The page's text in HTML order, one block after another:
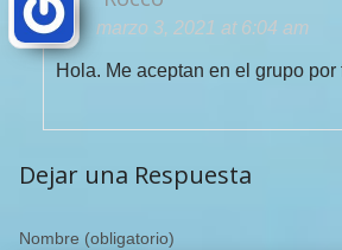
marzo 3, 2021 at 6:04 am
Hola. Me aceptan en el grupo por
Dejar una Respuesta
Nombre (obligatorio)